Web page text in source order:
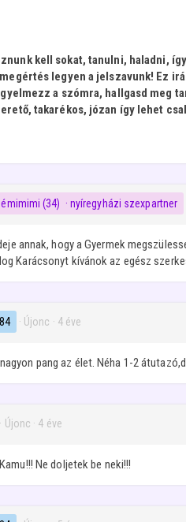
kell sokat, tanulni, haladni,
legyen a jelszavunk! Ez
a szómra, hallgasd meg
takarékos, józan így lehet
(34) · nyíregyházi szexpartner
annak, hogy a Gyermek
Karácsonyt kívánok az egész
· Újonc · 4 éve
pang az élet. Néha 1-2
· Újonc · 4 éve
Ne doljetek be neki!!!